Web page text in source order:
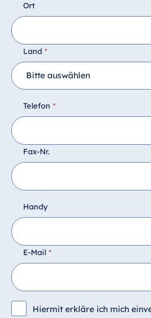
Ort
Land *
Telefon *
Fax-Nr.
Handy
E-Mail *
Hiermit erkläre ich mich